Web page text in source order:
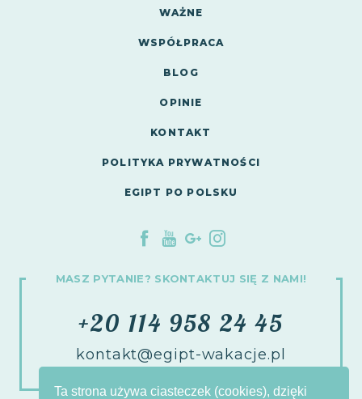
Ta strona używa ciasteczek (cookies), dzięki
WAŻNE
WSPÓŁPRACA
BLOG
OPINIE
KONTAKT
POLITYKA PRYWATNOŚCI
EGIPT PO POLSKU
MASZ PYTANIE? SKONTAKTUJ SIĘ Z NAMI!
+20 114 958 24 45
kontakt@egipt-wakacje.pl